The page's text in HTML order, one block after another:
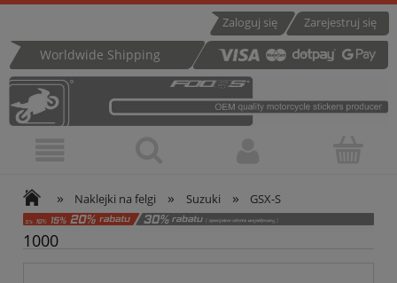
Zarejestruj się
Zaloguj się
Worldwide Shipping
» Naklejki na felgi » Suzuki » GSX-S
1000